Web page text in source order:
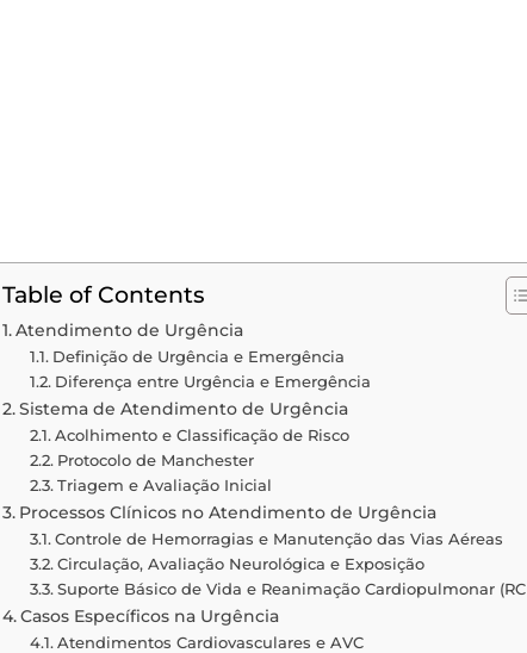
Table of Contents
Atendimento de Urgência
Definição de Urgência e Emergência
Diferença entre Urgência e Emergência
Sistema de Atendimento de Urgência
Acolhimento e Classificação de Risco
Protocolo de Manchester
Triagem e Avaliação Inicial
Processos Clínicos no Atendimento de Urgência
Controle de Hemorragias e Manutenção das Vias Aéreas
Circulação, Avaliação Neurológica e Exposição
Suporte Básico de Vida e Reanimação Cardiopulmonar
Casos Específicos na Urgência
Atendimentos Cardiovasculares e AVC